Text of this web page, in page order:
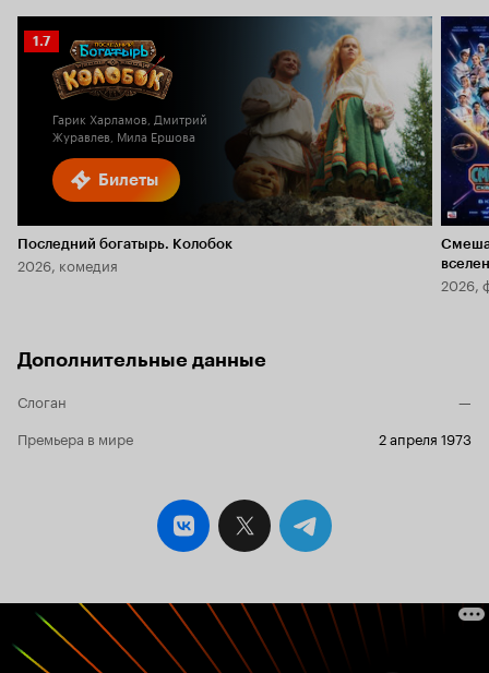
Билеты
Рейтинг
Кинопоиска
1.7
Гарик Харламов, Дмитрий
Журавлев, Мила Ершова
Последний богатырь. Колобок
2026, комедия
2026,
Дополнительные данные
Слоган
—
Премьера в мире
2 апреля 1973